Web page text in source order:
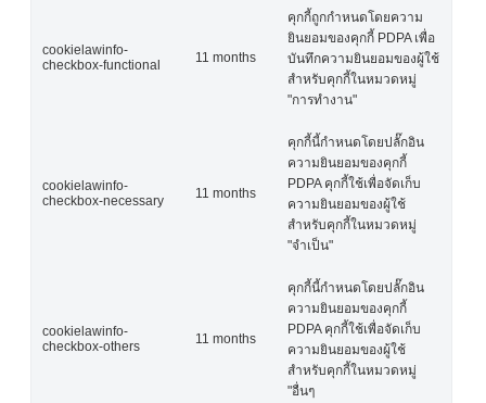
cookielawinfo-
checkbox-functional
11 months
คุกกี้ถูกกำหนดโดยความ
ยินยอมของคุกกี้ PDPA เพื่อ
บันทึกความยินยอมของผู้ใช้
สำหรับคุกกี้ในหมวดหมู่
"การทำงาน"
cookielawinfo-
checkbox-necessary
11 months
คุกกี้นี้กำหนดโดยปลั๊กอิน
ความยินยอมของคุกกี้
PDPA คุกกี้ใช้เพื่อจัดเก็บ
ความยินยอมของผู้ใช้
สำหรับคุกกี้ในหมวดหมู่
"จำเป็น"
cookielawinfo-
checkbox-others
11 months
คุกกี้นี้กำหนดโดยปลั๊กอิน
ความยินยอมของคุกกี้
PDPA คุกกี้ใช้เพื่อจัดเก็บ
ความยินยอมของผู้ใช้
สำหรับคุกกี้ในหมวดหมู่
"อื่นๆ